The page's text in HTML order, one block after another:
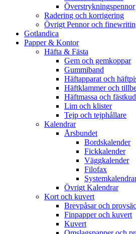
Överstrykningspennor
Radering och korrigering
Övrigt Pennor och
Gotlandica
Papper & Kontor
Häfta & Fästa
Gem och gemkoppar
Gummiband
Häftapparat och
Häftklammer och
Häftmassa och
Lim och klister
Tejp och tejphållare
Kalendrar
Årsbundet
Bordskalender
Fickkalender
Väggkalender
Filofax
Övrigt Kalendrar
Kort och kuvert
Brevpåsar och
Finpapper och kuvert
Kuvert